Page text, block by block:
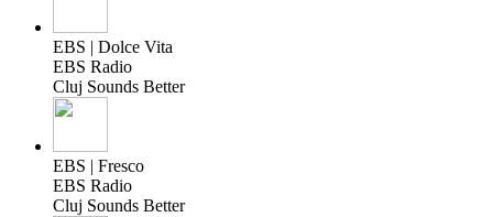
EBS | Dolce Vita
EBS Radio
Cluj Sounds Better
EBS | Fresco
EBS Radio
Cluj Sounds Better